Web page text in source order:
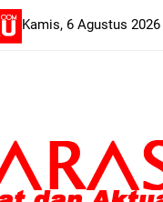
Kamis, 6 Agustus 2026